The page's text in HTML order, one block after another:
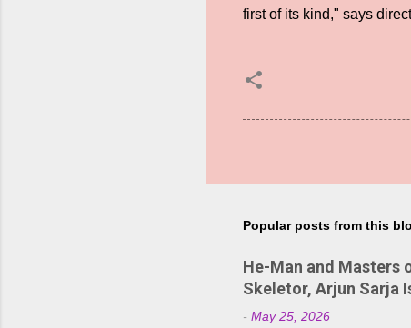
first of its kind," says
Popular posts from this
He-Man and Masters
Skeletor, Arjun Sarja
- May 25, 2026